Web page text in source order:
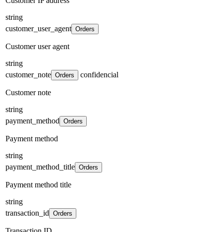
string
customer_user_agent Orders
Customer user agent
string
customer_note Orders confidencial
Customer note
string
payment_method Orders
Payment method
string
payment_method_title Orders
Payment method title
string
transaction_id Orders